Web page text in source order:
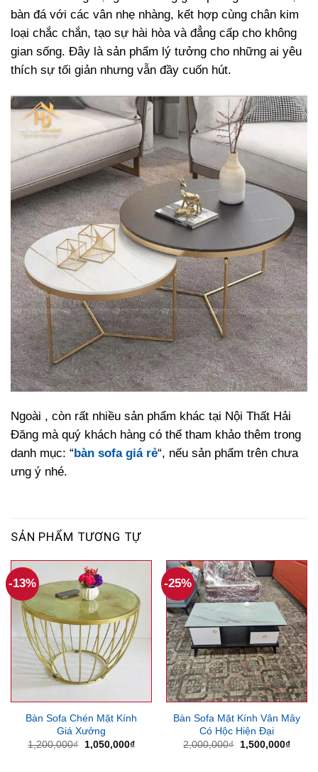
bàn đá với các vân nhẹ nhàng, kết hợp cùng chân kim
loại chắc chắn, tạo sự hài hòa và đẳng cấp cho không
gian sống. Đây là sản phẩm lý tưởng cho những ai yêu
thích sự tối giản nhưng vẫn đầy cuốn hút.
Ngoài , còn rất nhiều sản phẩm khác tại Nội Thất Hải
Đăng mà quý khách hàng có thể tham khảo thêm trong
danh mục: “ bàn sofa giá rẻ“, nếu sản phẩm trên chưa
ưng ý nhé.
SẢN PHẨM TƯƠNG TỰ
-13%
Bàn Sofa Chén Mặt Kính
Giá Xưởng
1,200,000₫
Giá
1,050,000₫Giá
-25%
Bàn Sofa Mặt Kính Vân Mây
Có Hộc Hiện Đại
2,000,000₫
Giá
1,500,000₫Giá